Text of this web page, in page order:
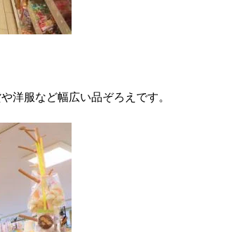
洋服など幅広い品ぞろえです。